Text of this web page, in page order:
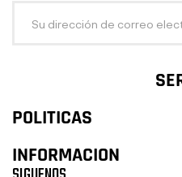
POLITICAS
INFORMACION